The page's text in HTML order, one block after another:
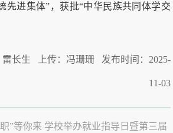
先进集体”，获批“中华民族共同体学交
长生 上传：冯珊珊 发布时间：2025-
11-03
”等你来 学校举办就业指导日暨第三届